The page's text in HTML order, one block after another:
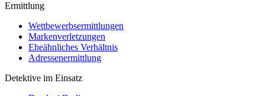
Ermittlung
Wettbewerbsermittlungen
Markenverletzungen
Eheähnliches Verhältnis
Adressenermittlung
Detektive im Einsatz